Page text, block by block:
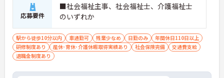
応募要件
■社会福祉主事、社会福祉士、介護福祉士
のいずれか
駅から徒歩10分以内 車通勤可 残業少なめ 日勤のみ
年間休日110日以上
研修制度あり
産休･育休･介護休暇取得実績あり 社会保険完備
交通費支給
退職金制度あり